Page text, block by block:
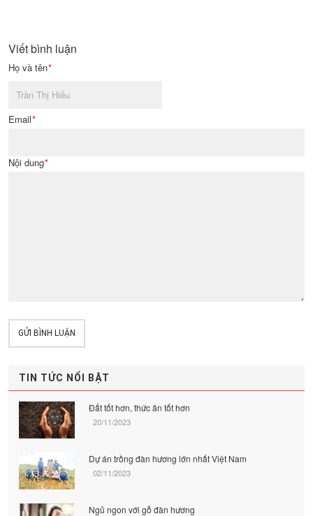
Viết bình luận
Họ và tên*
Email*
Nội dung*
GỬI BÌNH LUẬN
TIN TỨC NỔI BẬT
Đất tốt hơn, thức ăn tốt hơn
20/11/2023
Dự án trồng đàn hương lớn nhất Việt Nam
02/11/2023
Ngủ ngon với gỗ đàn hương